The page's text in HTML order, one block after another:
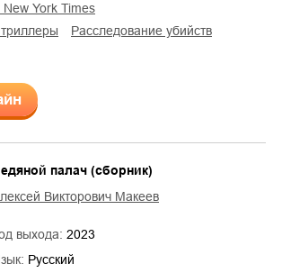
New York Times
триллеры
расследование убийств
палач (сборник)
Викторович Макеев
выхода: 2023
Русский